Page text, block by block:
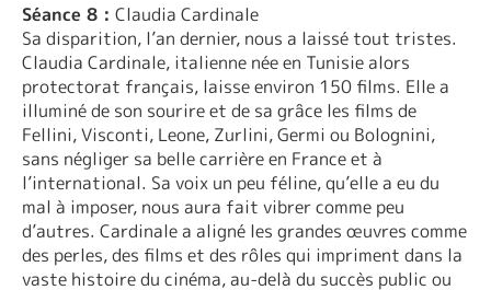
Séance 8 : Claudia Cardinale
Sa disparition, l’an dernier, nous a laissé tout tristes.
Claudia Cardinale, italienne née en Tunisie alors
protectorat français, laisse environ 150 films. Elle a
illuminé de son sourire et de sa grâce les films de
Fellini, Visconti, Leone, Zurlini, Germi ou Bolognini,
sans négliger sa belle carrière en France et à
l’international. Sa voix un peu féline, qu’elle a eu du
mal à imposer, nous aura fait vibrer comme peu
d’autres. Cardinale a aligné les grandes œuvres comme
des perles, des films et des rôles qui impriment dans la
vaste histoire du cinéma, au-delà du succès public ou